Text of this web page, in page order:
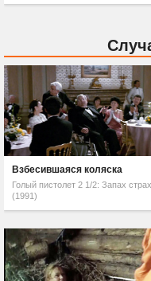
Взбесившаяся коляска
Голый пистолет 2 1/2: Запах
(1991)